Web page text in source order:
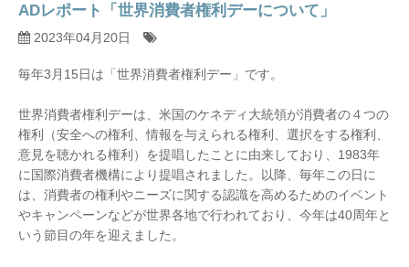
ADレポート「世界消費者権利デーについて」
2023年04月20日
毎年3月15日は「世界消費者権利デー」です。
世界消費者権利デーは、米国のケネディ大統領が消費者の４つの
権利（安全への権利、情報を与えられる権利、選択をする権利、
意見を聴かれる権利）を提唱したことに由来しており、1983年
に国際消費者機構により提唱されました。以降、毎年この日に
は、消費者の権利やニーズに関する認識を高めるためのイベント
やキャンペーンなどが世界各地で行われており、今年は40周年と
いう節目の年を迎えました。